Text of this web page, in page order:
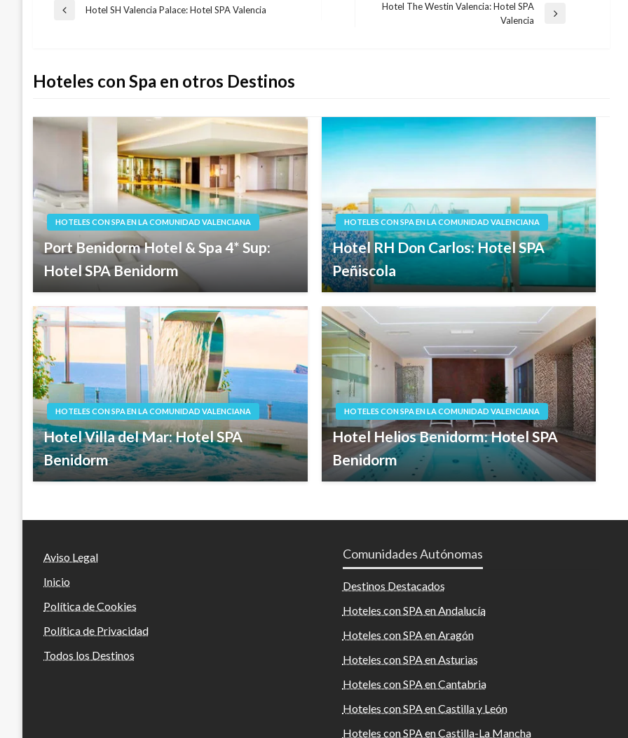
Navegación
entradas
Entrada
Hotel SH Valencia Palace: Hotel SPA Valencia
Hotel The Westin Valencia: Hotel SPA
Valencia
Hoteles con Spa en otros Destinos
HOTELES CON SPA EN LA COMUNIDAD VALENCIANA
Port Benidorm Hotel & Spa 4* Sup:
Hotel SPA Benidorm
HOTELES CON SPA EN LA COMUNIDAD VALENCIANA
Hotel RH Don Carlos: Hotel SPA
Peñiscola
HOTELES CON SPA EN LA COMUNIDAD VALENCIANA
Hotel Villa del Mar: Hotel SPA
Benidorm
HOTELES CON SPA EN LA COMUNIDAD VALENCIANA
Hotel Helios Benidorm: Hotel SPA
Benidorm
Aviso Legal
Inicio
Política de Cookies
Política de Privacidad
Todos los Destinos
Comunidades Autónomas
Destinos Destacados
Hoteles con SPA en Andalucía
Hoteles con SPA en Aragón
Hoteles con SPA en Asturias
Hoteles con SPA en Cantabria
Hoteles con SPA en Castilla y León
Hoteles con SPA en Castilla-La Mancha